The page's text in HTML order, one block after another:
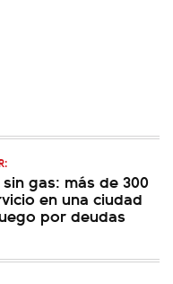
gas: más de 300
en una ciudad
por deudas